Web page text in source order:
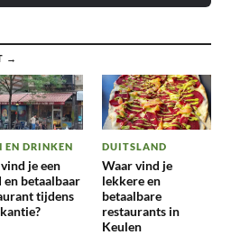
→
EN DRINKEN
je een
en betaalbaar
tijdens
DUITSLAND
Waar vind je
lekkere en
betaalbare
restaurants in
Keulen